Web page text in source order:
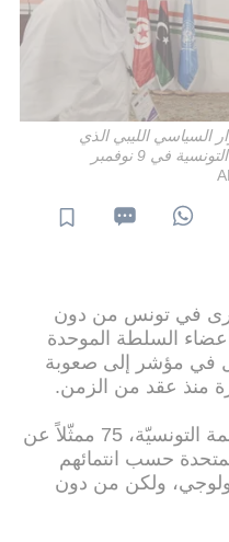
السياسي الليبي الذي
استضافته قمرت في ضواحي العاصمة التونسية في 9 نوفمبر
تجرى في تونس من دون
السلطة الموحدة
في مؤشر إلى صعوبة
منذ عقد من الزمن.
وضمّ ملتقى قمرت قرب العاصمة التونسيّة، 75 ممثّلاً عن
حسب انتمائهم
ولكن من دون